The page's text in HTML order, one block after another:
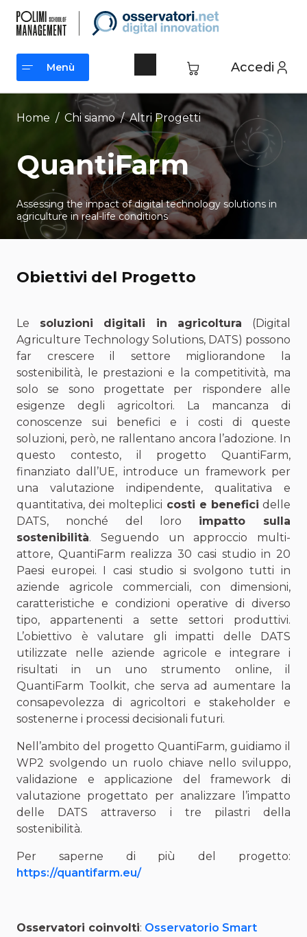
contenuto
Accedi
Menù
Menù
Home / Chi siamo /Altri Progetti
QuantiFarm
Assessing the impact of digital technology solutions in
agriculture in real-life conditions
Obiettivi del Progetto
Le soluzioni digitali in agricoltura (Digital
Agriculture Technology Solutions, DATS) possono
far crescere il settore migliorandone la
sostenibilità, le prestazioni e la competitività, ma
solo se sono progettate per rispondere alle
esigenze degli agricoltori. La mancanza di
conoscenze sui benefici e i costi di queste
soluzioni, però, ne rallentano ancora l’adozione. In
questo contesto, il progetto QuantiFarm,
finanziato dall’UE, introduce un framework per
una valutazione indipendente, qualitativa e
quantitativa, dei molteplici costi e benefici delle
DATS, nonché del loro impatto sulla
sostenibilità. Seguendo un approccio multi-
attore, QuantiFarm realizza 30 casi studio in 20
Paesi europei. I casi studio si svolgono tutti in
aziende agricole commerciali, con dimensioni,
caratteristiche e condizioni operative di diverso
tipo, appartenenti a sette settori produttivi.
L’obiettivo è valutare gli impatti delle DATS
utilizzate nelle aziende agricole e integrare i
risultati in un uno strumento online, il
QuantiFarm Toolkit, che serva ad aumentare la
consapevolezza di agricoltori e stakeholder e
sostenerne i processi decisionali futuri.
Nell’ambito del progetto QuantiFarm, guidiamo il
WP2 svolgendo un ruolo chiave nello sviluppo,
validazione e applicazione del framework di
valutazione progettato per analizzare l’impatto
delle DATS attraverso i tre pilastri della
sostenibilità.
Per saperne di più del progetto:
https://quantifarm.eu/
Osservatori coinvolti: Osservatorio Smart